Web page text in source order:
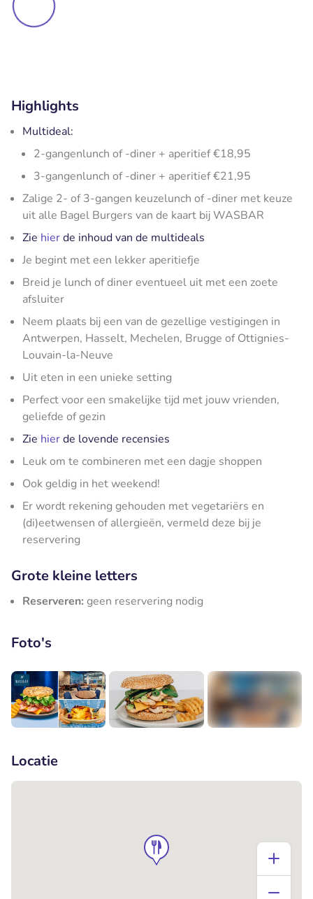
Highlights
Multideal:
2-gangenlunch of -diner + aperitief €18,95
3-gangenlunch of -diner + aperitief €21,95
Zalige 2- of 3-gangen keuzelunch of -diner met keuze
uit alle Bagel Burgers van de kaart bij WASBAR
Zie hierde inhoud van de multideals
Je begint met een lekker aperitiefje
Breid je lunch of diner eventueel uit met een zoete
afsluiter
Neem plaats bij een van de gezellige vestigingen in
Antwerpen, Hasselt, Mechelen, Brugge of Ottignies-
Louvain-la-Neuve
Uit eten in een unieke setting
Perfect voor een smakelijke tijd met jouw vrienden,
geliefde of gezin
Zie hierde lovende recensies
Leuk om te combineren met een dagje shoppen
Ook geldig in het weekend!
Er wordt rekening gehouden met vegetariërs en
(di)eetwensen of allergieën, vermeld deze bij je
reservering
Grote kleine letters
Reserveren: geen reservering nodig
Foto's
Locatie